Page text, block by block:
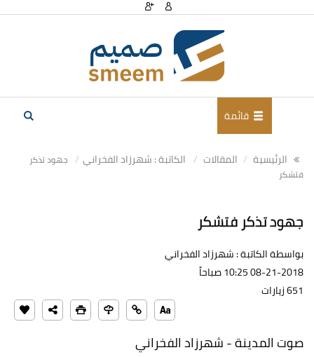
قائمة
الرئيسية المقالات الكاتبة : شهرزاد الفخراني
جهود تذكر
فتشكر
جهود تذكر فتشكر
بواسطة الكاتبة : شهرزاد الفخراني
08-21-2018 10:25 صباحاً
651 زيارات
صوت المدينة - شهرزاد الفخراني